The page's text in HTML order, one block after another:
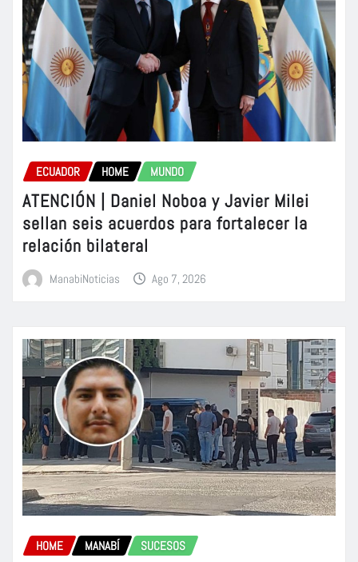
ECUADOR HOME MUNDO
ATENCIÓN | Daniel Noboa y Javier Milei
sellan seis acuerdos para fortalecer la
relación bilateral
ManabiNoticias Ago 7, 2026
HOME MANABÍ SUCESOS